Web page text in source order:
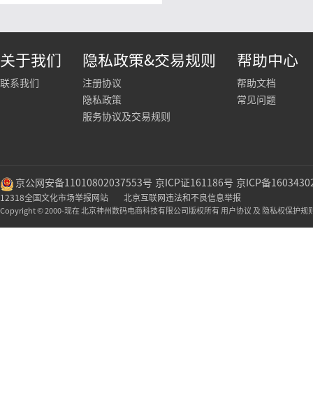
关于我们
联系我们
隐私政策&交易规则
注册协议
隐私政策
服务协议及交易规则
帮助中心
帮助文档
常见问题
京公网安备11010802037553号 京ICP证161186号 京ICP备
12318全国文化市场举报网站 北京互联网违法和不良信息举报
Copyright © 2000-现在 北京神州数码电商科技有限公司版权所有 用户协议 及 隐私权保护规